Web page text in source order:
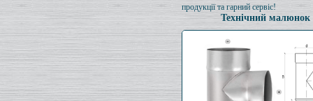
продукції та гарний сервіс!
Технічний малюнок